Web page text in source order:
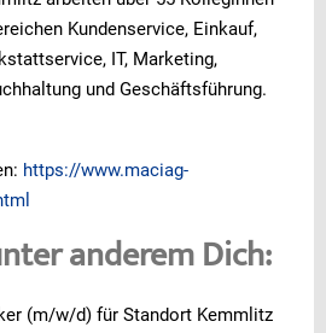
Kundenservice, Einkauf,
IT, Marketing,
und Geschäftsführung.
https://www.maciag-
anderem Dich:
(m/w/d) für Standort Kemmlitz